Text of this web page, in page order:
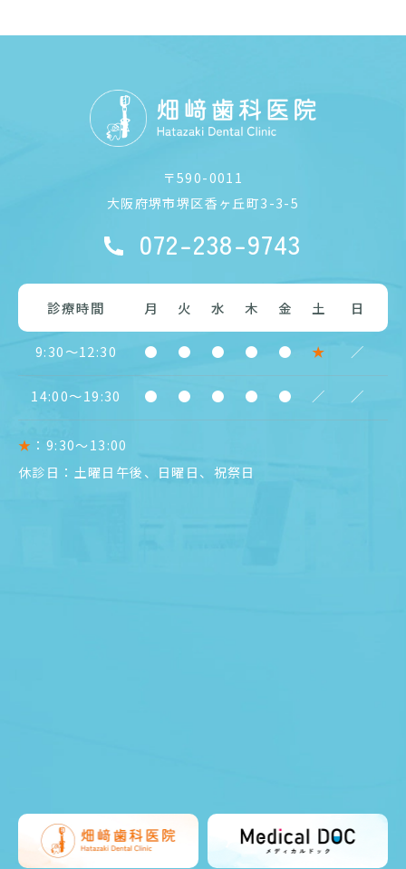
〒590-0011
大阪府堺市堺区香ヶ丘町3-3-5
072-238-9743
診療時間 月 火 水 木 金 土 日
9:30〜12:30 ● ● ● ● ● ★ ／
14:00〜19:30 ● ● ● ● ● ／ ／
★ ：9:30〜13:00
休診日：土曜日午後、日曜日、祝祭日